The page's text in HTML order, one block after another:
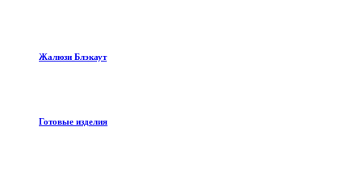
Жалюзи Блэкаут
Готовые изделия